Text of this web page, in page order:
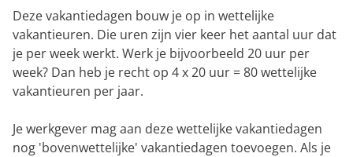
Deze vakantiedagen bouw je op in wettelijke
vakantieuren. Die uren zijn vier keer het aantal uur dat
je per week werkt. Werk je bijvoorbeeld 20 uur per
week? Dan heb je recht op 4 x 20 uur = 80 wettelijke
vakantieuren per jaar.
Je werkgever mag aan deze wettelijke vakantiedagen
nog 'bovenwettelijke' vakantiedagen toevoegen. Als je